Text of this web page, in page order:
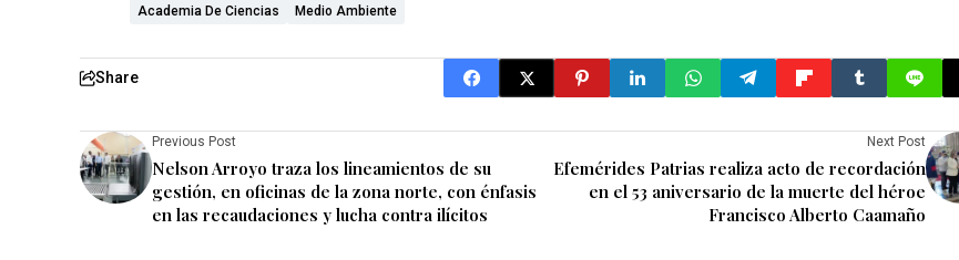
Academia De Ciencias Medio Ambiente
Share
Previous Post
Nelson Arroyo traza los lineamientos de su
gestión, en oficinas de la zona norte, con énfasis
en las recaudaciones y lucha contra ilícitos
Next Post
Efemérides Patrias realiza acto de recordación
en el 53 aniversario de la muerte del héroe
Francisco Alberto Caamaño